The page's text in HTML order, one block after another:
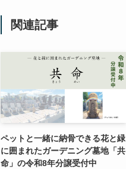
関連記事
ペットと一緒に納骨できる花と緑
に囲まれたガーデニング墓地「共
命」の令和8年分譲受付中